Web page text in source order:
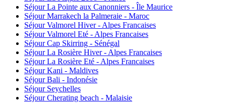
Séjour La Pointe aux Canonniers - Île Maurice
Séjour Marrakech la Palmeraie - Maroc
Séjour Valmorel Hiver - Alpes Francaises
Séjour Valmorel Eté - Alpes Francaises
Séjour Cap Skirring - Sénégal
Séjour La Rosière Hiver - Alpes Francaises
Séjour La Rosière Eté - Alpes Francaises
Séjour Kani - Maldives
Séjour Bali - Indonésie
Séjour Seychelles
Séjour Cherating beach - Malaisie